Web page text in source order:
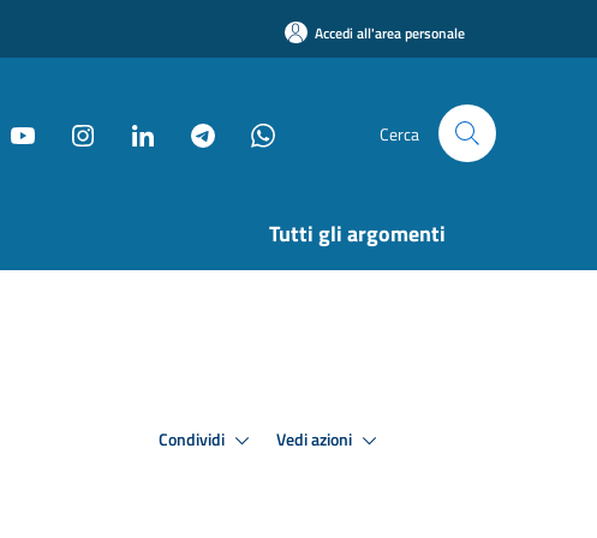
Accedi all'area personale
Cerca
Tutti gli argomenti
Condividi Vedi azioni